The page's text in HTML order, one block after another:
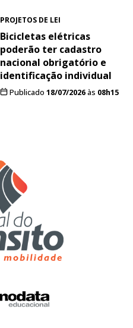
PROJETOS DE LEI
Bicicletas elétricas
poderão ter cadastro
nacional obrigatório e
identificação individual
Publicado 18/07/2026às 08h15